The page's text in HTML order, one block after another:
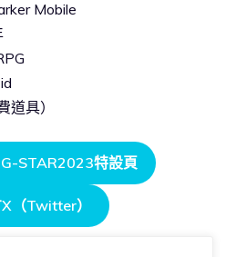
Mobile
具）
STAR2023特設頁
（Twitter）